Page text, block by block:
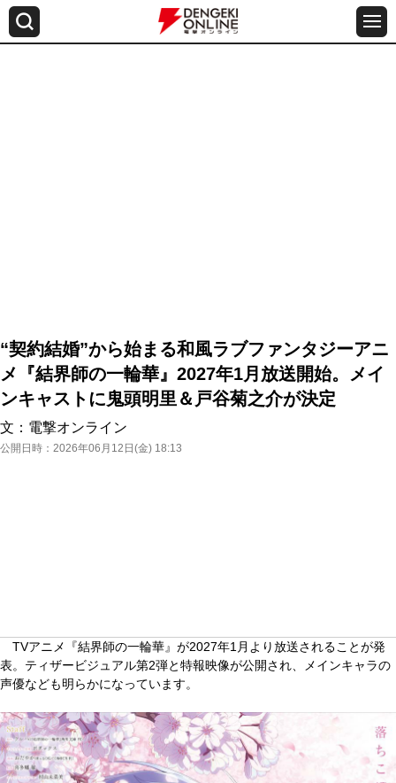
“契約結婚”から始まる和風ラブファンタジーアニ
メ『結界師の一輪華』2027年1月放送開始。メイ
ンキャストに鬼頭明里＆戸谷菊之介が決定
文： 電撃オンライン
公開日時： 2026年06月12日(金) 18:13
TVアニメ『結界師の一輪華』が2027年1月より放送されることが発
表。ティザービジュアル第2弾と特報映像が公開され、メインキャラの
声優なども明らかになっています。